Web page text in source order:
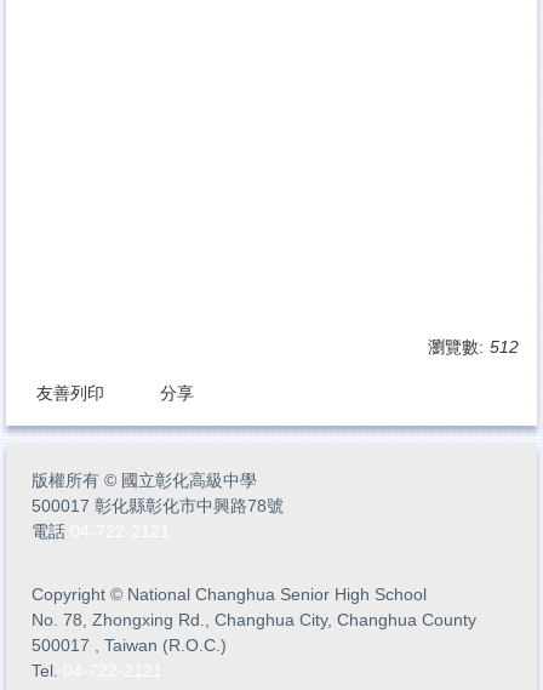
瀏覽數: 512
友善列印 分享
版權所有 © 國立彰化高級中學
500017 彰化縣彰化市中興路78號
電話
Copyright © National Changhua Senior High School
No. 78, Zhongxing Rd., Changhua City, Changhua County
500017 , Taiwan (R.O.C.)
Tel.